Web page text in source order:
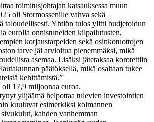
toimitusjohtajan katsauksessa muun
oli Stormossenille vahva sekä
taloudellisesti. Yhtiön tulos ylitti budjetoidun
eurolla onnistuneiden kilpailutusten,
korjaustarpeiden sekä osinkotuottojen
tarve jäi arvioitua pienemmäksi, mikä
asemaa. Lisäksi jätetaksaa korotettiin
päätöksellä, mikä osaltaan tukee
kehittämistä.”
17,9 miljoonaa euroa.
ylijäämä helpottaa tulevien investointien
kuuluvat esimerkiksi kolmannen
kahden vanhemman